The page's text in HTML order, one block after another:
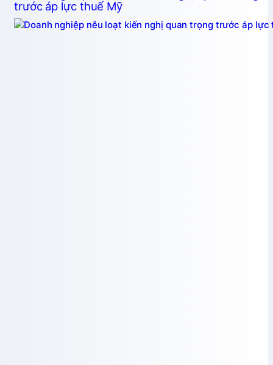
trước áp lực thuế Mỹ